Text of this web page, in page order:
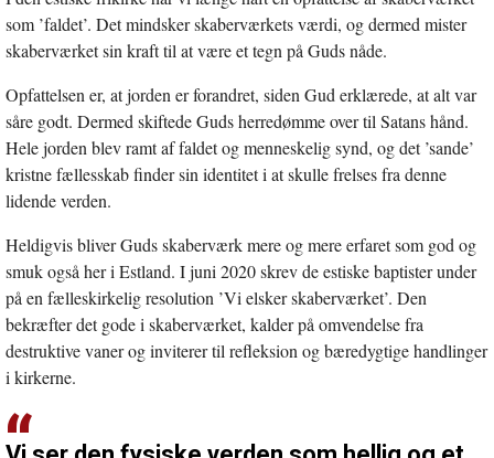
som ’faldet’. Det mindsker skaberværkets værdi, og dermed mister
skaberværket sin kraft til at være et tegn på Guds nåde.
Opfattelsen er, at jorden er forandret, siden Gud erklærede, at alt var
såre godt. Dermed skiftede Guds herredømme over til Satans hånd.
Hele jorden blev ramt af faldet og menneskelig synd, og det ’sande’
kristne fællesskab finder sin identitet i at skulle frelses fra denne
lidende verden.
Heldigvis bliver Guds skaberværk mere og mere erfaret som god og
smuk også her i Estland. I juni 2020 skrev de estiske baptister under
på en fælleskirkelig resolution ’Vi elsker skaberværket’. Den
bekræfter det gode i skaberværket, kalder på omvendelse fra
destruktive vaner og inviterer til refleksion og bæredygtige handlinger
i kirkerne.